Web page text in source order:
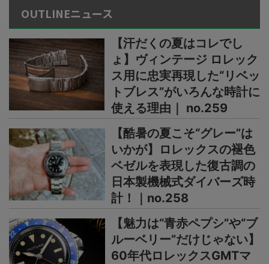
OUTLINEニュース
【汗だくの夏はコレでし
ょ】ヴィンテージ ロレック
ス用に忠実再現した“リベッ
トブレス”がいろんな時計に
使える理由｜ no.259
【酷暑の夏こそ“グレー”は
いかが】ロレックスの褪色
ベゼルを表現した復古調の
日本製機械式ダイバーズ時
計！｜no.258
【魅力は“青赤ペプシ”や“ブ
ルーベリー”だけじゃない】
60年代ロレックスGMTマ